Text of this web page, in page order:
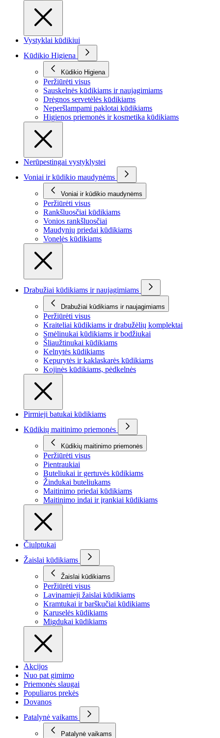
Vystyklai kūdikiui
Kūdikio Higiena
Kūdikio Higiena
Peržiūrėti visus
Sauskelnės kūdikiams ir naujagimiams
Drėgnos servetėlės kūdikiams
Neperšlampami paklotai kūdikiams
Higienos priemonės ir kosmetika kūdikiams
Nerūpestingai vystyklystei
Voniai ir kūdikio maudynėms
Voniai ir kūdikio maudynėms
Peržiūrėti visus
Rankšluosčiai kūdikiams
Vonios rankšluosčiai
Maudynių priedai kūdikiams
Vonelės kūdikiams
Drabužiai kūdikiams ir naujagimiams
Drabužiai kūdikiams ir naujagimiams
Peržiūrėti visus
Kraiteliai kūdikiams ir drabužėlių komplektai
Smėlinukai kūdikiams ir bodžiukai
Šliaužtinukai kūdikiams
Kelnytės kūdikiams
Kepurytės ir kaklaskarės kūdikiams
Kojinės kūdikiams, pėdkelnės
Pirmieji batukai kūdikiams
Kūdikių maitinimo priemonės
Kūdikių maitinimo priemonės
Peržiūrėti visus
Pientraukiai
Buteliukai ir gertuvės kūdikiams
Žindukai buteliukams
Maitinimo priedai kūdikiams
Maitinimo indai ir įrankiai kūdikiams
Čiulptukai
Žaislai kūdikiams
Žaislai kūdikiams
Peržiūrėti visus
Lavinamieji žaislai kūdikiams
Kramtukai ir barškučiai kūdikiams
Karuselės kūdikiams
Migdukai kūdikiams
Akcijos
Nuo pat gimimo
Priemonės slaugai
Populiaros prekės
Dovanos
Patalynė vaikams
Patalynė vaikams